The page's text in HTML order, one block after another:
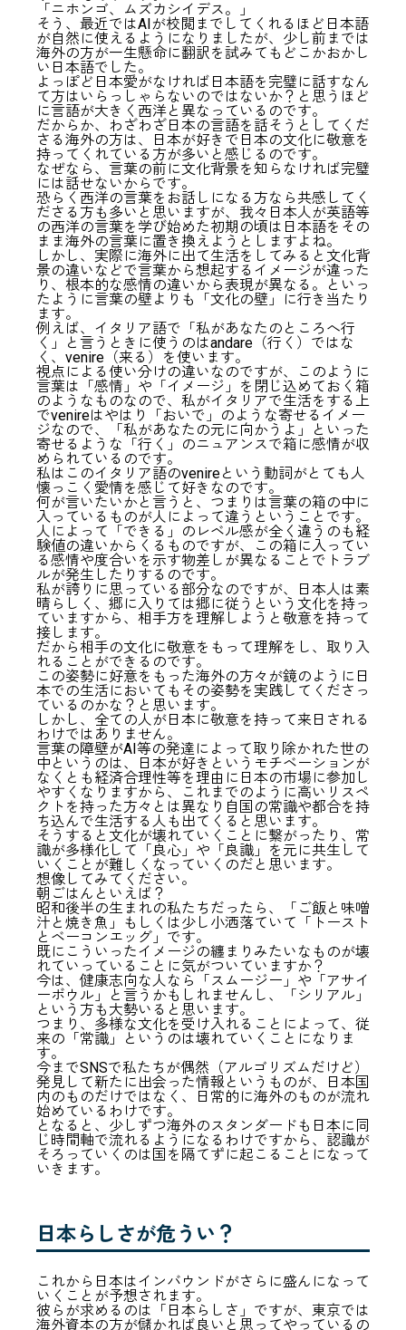
「ニホンゴ、ムズカシイデス。」
そう、最近ではAIが校閲までしてくれるほど日本語
が自然に使えるようになりましたが、少し前までは
海外の方が一生懸命に翻訳を試みてもどこかおかし
い日本語でした。
よっぽど日本愛がなければ日本語を完璧に話すなん
て方はいらっしゃらないのではないか？と思うほど
に言語が大きく西洋と異なっているのです。
だからか、わざわざ日本の言語を話そうとしてくだ
さる海外の方は、日本が好きで日本の文化に敬意を
持ってくれている方が多いと感じるのです。
なぜなら、言葉の前に文化背景を知らなければ完璧
には話せないからです。
恐らく西洋の言葉をお話しになる方なら共感してく
ださる方も多いと思いますが、我々日本人が英語等
の西洋の言葉を学び始めた初期の頃は日本語をその
まま海外の言葉に置き換えようとしますよね。
しかし、実際に海外に出て生活をしてみると文化背
景の違いなどで言葉から想起するイメージが違った
り、根本的な感情の違いから表現が異なる。といっ
たように言葉の壁よりも「文化の壁」に行き当たり
ます。
例えば、イタリア語で「私があなたのところへ行
く」と言うときに使うのはandare（行く）ではな
く、venire（来る）を使います。
視点による使い分けの違いなのですが、このように
言葉は「感情」や「イメージ」を閉じ込めておく箱
のようなものなので、私がイタリアで生活をする上
でvenireはやはり「おいで」のような寄せるイメー
ジなので、「私があなたの元に向かうよ」といった
寄せるような「行く」のニュアンスで箱に感情が収
められているのです。
私はこのイタリア語のvenireという動詞がとても人
懐っこく愛情を感じて好きなのです。
何が言いたいかと言うと、つまりは言葉の箱の中に
入っているものが人によって違うということです。
人によって「できる」のレベル感が全く違うのも経
験値の違いからくるものですが、この箱に入ってい
る感情や度合いを示す物差しが異なることでトラブ
ルが発生したりするのです。
私が誇りに思っている部分なのですが、日本人は素
晴らしく、郷に入りては郷に従うという文化を持っ
ていますから、相手方を理解しようと敬意を持って
接します。
だから相手の文化に敬意をもって理解をし、取り入
れることができるのです。
この姿勢に好意をもった海外の方々が鏡のように日
本での生活においてもその姿勢を実践してくださっ
ているのかな？と思います。
しかし、全ての人が日本に敬意を持って来日される
わけではありません。
言葉の障壁がAI等の発達によって取り除かれた世の
中というのは、日本が好きというモチベーションが
なくとも経済合理性等を理由に日本の市場に参加し
やすくなりますから、これまでのように高いリスペ
クトを持った方々とは異なり自国の常識や都合を持
ち込んで生活する人も出てくると思います。
そうすると文化が壊れていくことに繋がったり、常
識が多様化して「良心」や「良識」を元に共生して
いくことが難しくなっていくのだと思います。
想像してみてください。
朝ごはんといえば？
昭和後半の生まれの私たちだったら、「ご飯と味噌
汁と焼き魚」もしくは少し小洒落ていて「トースト
とベーコンエッグ」です。
既にこういったイメージの纏まりみたいなものが壊
れていっていることに気がついていますか？
今は、健康志向な人なら「スムージー」や「アサイ
ーボウル」と言うかもしれませんし、「シリアル」
という方も大勢いると思います。
つまり、多様な文化を受け入れることによって、従
来の「常識」というのは壊れていくことになりま
す。
今までSNSで私たちが偶然（アルゴリズムだけど）
発見して新たに出会った情報というものが、日本国
内のものだけではなく、日常的に海外のものが流れ
始めているわけです。
となると、少しずつ海外のスタンダードも日本に同
じ時間軸で流れるようになるわけですから、認識が
そろっていくのは国を隔てずに起こることになって
いきます。
日本らしさが危うい？
これから日本はインバウンドがさらに盛んになって
いくことが予想されます。
彼らが求めるのは「日本らしさ」ですが、東京では
海外資本の方が儲かれば良いと思ってやっているの
要素分解をして違和感の正体を探る
言語の壁が作っていた情報の壁
言葉の壁が壊れるリスクについて
日本らしさが危うい？